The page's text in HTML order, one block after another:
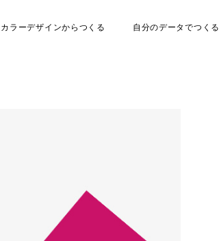
カラーデザインからつくる 自分のデータでつくる